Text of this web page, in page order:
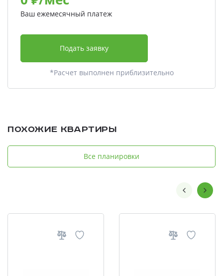
Ваш ежемесячный платеж
Подать заявку
*Расчет выполнен приблизительно
Похожие квартиры
Все планировки